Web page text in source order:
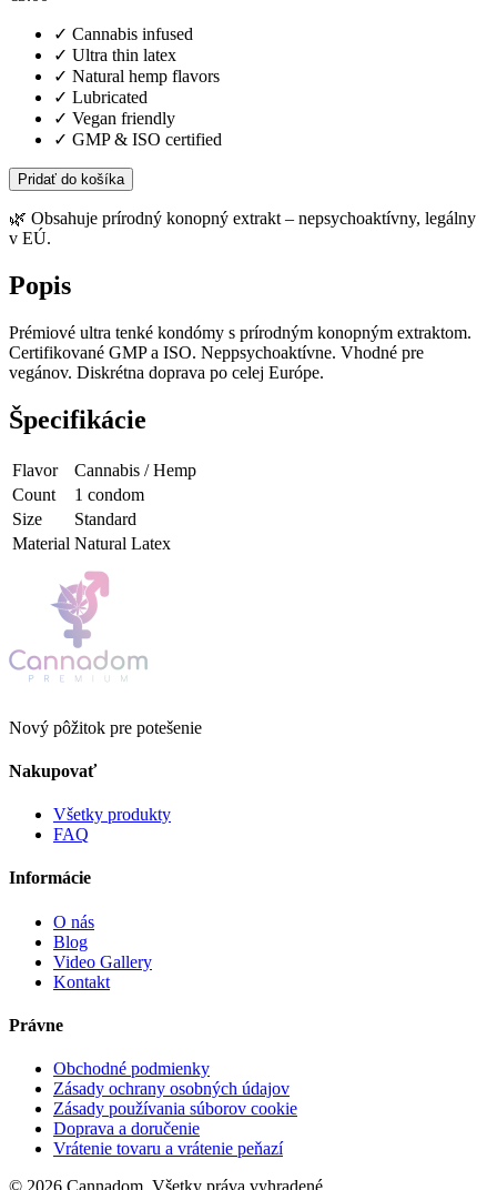
✓ Cannabis infused
✓ Ultra thin latex
✓ Natural hemp flavors
✓ Lubricated
✓ Vegan friendly
✓ GMP & ISO certified
Pridať do košíka
🌿 Obsahuje prírodný konopný extrakt – nepsychoaktívny, legálny
v EÚ.
Popis
Prémiové ultra tenké kondómy s prírodným konopným extraktom.
Certifikované GMP a ISO. Neppsychoaktívne. Vhodné pre
vegánov. Diskrétna doprava po celej Európe.
Špecifikácie
Flavor
Cannabis / Hemp
Count
1 condom
Size
Standard
Material Natural Latex
Nový pôžitok pre potešenie
Nakupovať
Všetky produkty
FAQ
Informácie
O nás
Blog
Video Gallery
Kontakt
Právne
Obchodné podmienky
Zásady ochrany osobných údajov
Zásady používania súborov cookie
Doprava a doručenie
Vrátenie tovaru a vrátenie peňazí
© 2026 Cannadom. Všetky práva vyhradené.